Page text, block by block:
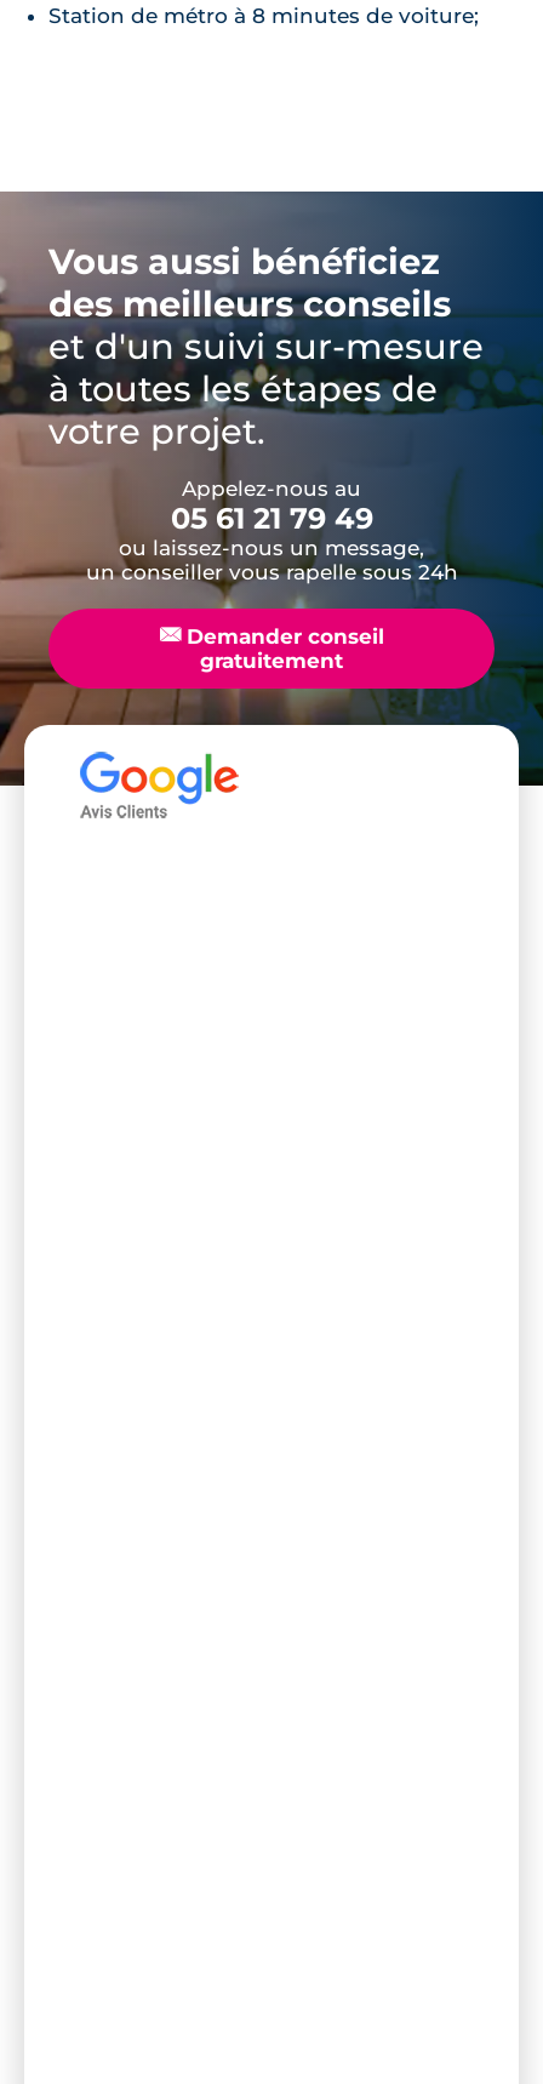
Station de métro à 8 minutes de voiture;
Vous aussi bénéficiez
des meilleurs conseils
et d'un suivi sur-mesure
à toutes les étapes de
votre projet.
Appelez-nous au
05 61 21 79 49
ou laissez-nous un message,
un conseiller vous rapelle sous 24h
📧Demander conseil
gratuitement